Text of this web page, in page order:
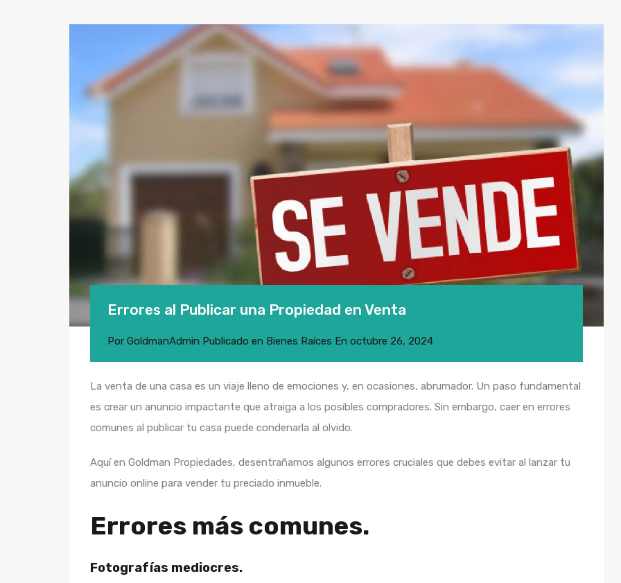
Errores al Publicar una Propiedad en Venta
Por GoldmanAdmin Publicado en Bienes Raíces En octubre 26, 2024
La venta de una casa es un viaje lleno de emociones y, en ocasiones, abrumador. Un paso fundamental
es crear un anuncio impactante que atraiga a los posibles compradores. Sin embargo, caer en errores
comunes al publicar tu casa puede condenarla al olvido.
Aquí en Goldman Propiedades, desentrañamos algunos errores cruciales que debes evitar al lanzar tu
anuncio online para vender tu preciado inmueble.
Errores más comunes.
Fotografías mediocres.